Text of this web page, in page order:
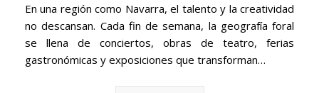
En una región como Navarra, el talento y la creatividad
no descansan. Cada fin de semana, la geografía foral
se llena de conciertos, obras de teatro, ferias
gastronómicas y exposiciones que transforman…